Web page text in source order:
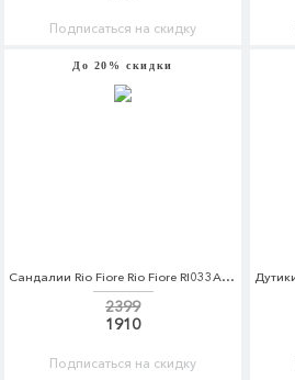
Подписаться на скидку
До 20% скидки
Сандалии Rio Fiore Rio Fiore RI033AWAGDZ5
2399
1910
Подписаться на скидку